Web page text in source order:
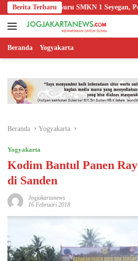
Langsung
ke
konten
Berita Terbaru
Edukasi Guru SMKN 1 Seyegan, Perkuat
Beranda Yogyakarta
Beranda Yogyakarta
Yogyakarta
Kodim Bantul Panen
di Sanden
Jogjakartanews
16 Februari 2018